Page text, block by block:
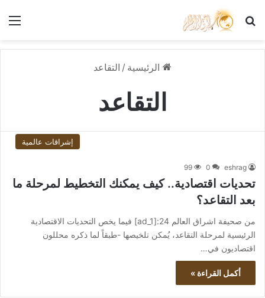
بحث عن
الرئيسية / التقاعد
التقاعد
إشراقات عالمية
eshrag
0
99
تحديات اقتصادية.. كيف يمكنك التخطيط لمرحلة ما
بعد التقاعد؟
من صحيفة اشراق العالم 24:[ad_1] فيما يخص التحديات الاقتصادية
الرئيسية لمرحلة التقاعد، يُمكن تلخيصها -طبقاً لما ذكره محللون
اقتصاديون في…
أكمل القراءة »